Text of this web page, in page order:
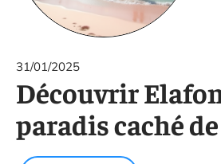
31/01/2025
Découvrir
paradis caché